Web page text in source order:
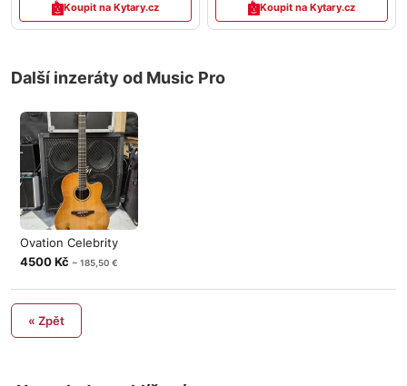
Koupit na Kytary.cz Koupit na Kytary.cz
Další inzeráty od Music Pro
Ovation Celebrity
4500 Kč ~ 185,50 €
« Zpět